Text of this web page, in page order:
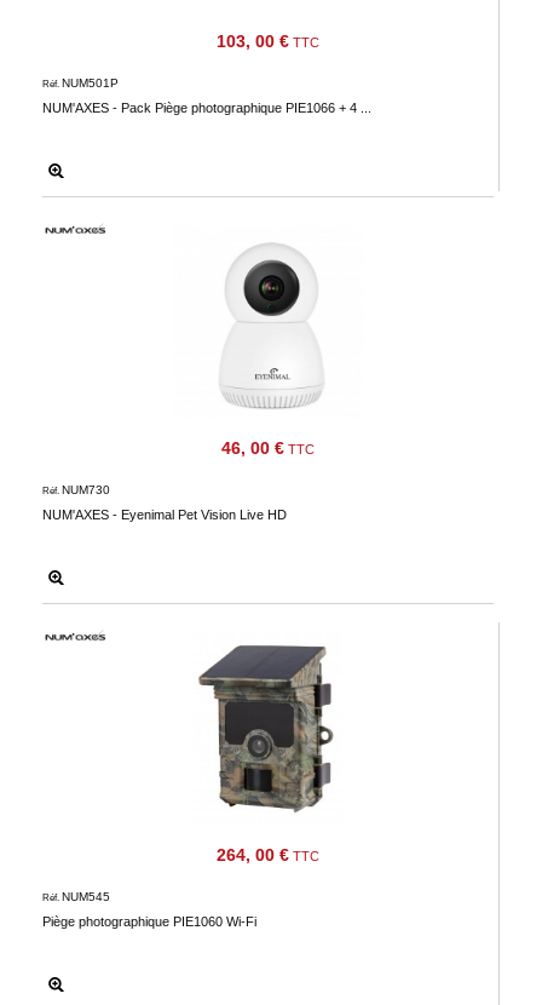
103, 00 € TTC
NUM'AXES - Pack Piège photographique PIE1066 + 4 ...
Réf. NUM501P
46, 00 € TTC
NUM'AXES - Eyenimal Pet Vision Live HD
Réf. NUM730
264, 00 € TTC
Piège photographique PIE1060 Wi-Fi
Réf. NUM545